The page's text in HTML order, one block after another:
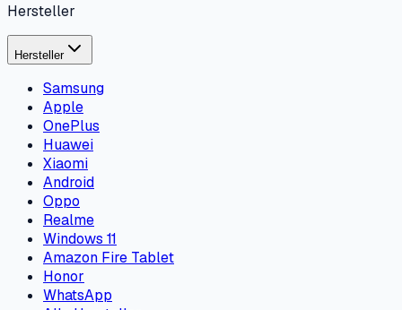
Hersteller
Hersteller
Samsung
Apple
OnePlus
Huawei
Xiaomi
Android
Oppo
Realme
Windows 11
Amazon Fire Tablet
Honor
WhatsApp